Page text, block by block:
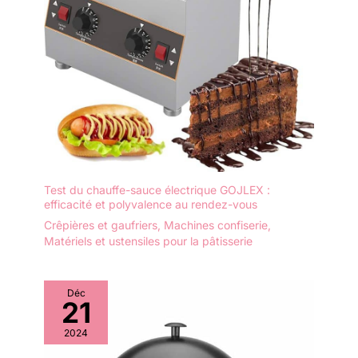
Test du chauffe-sauce électrique GOJLEX :
efficacité et polyvalence au rendez-vous
Crêpières et gaufriers Machines confiserie
Matériels et ustensiles pour la pâtisserie
Déc
21
2024